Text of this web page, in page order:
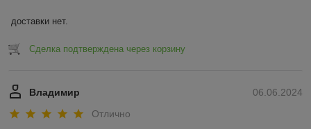
доставки нет.
Сделка подтверждена через корзину
06.06.2024
Владимир
Отлично